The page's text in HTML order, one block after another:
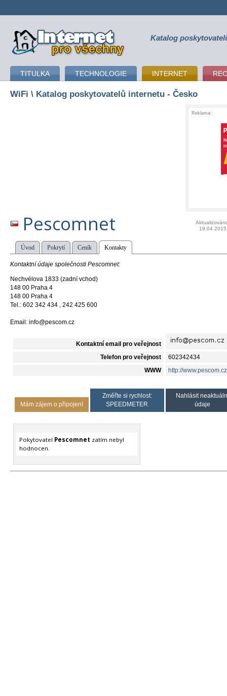
připojení k internetu Katalog
TITULKA TECHNOLOGIE INTERNET
WiFi \ Katalog poskytovatelů internetu - Česko
Reklama:
Pescomnet
19.04.2015
Úvod Pokrytí Ceník Kontakty
Kontaktní údaje společnosti Pescomnet:
Nechvélova 1833 (zadní vchod)
148 00 Praha 4
148 00 Praha 4
Tel.: 602 342 434 , 242 425 600
Email: info@pescom.cz
Kontaktní email pro veřejnost
Telefon pro veřejnost 602342434
WWW http://
Mám zájem o připojení
Změřte si rychlost:
SPEEDMETER
Nahlásit
údaje
Pokytovatel Pescomnet zatím nebyl
hodnocen.